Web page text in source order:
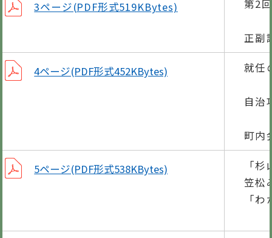
3ページ(PDF形式519KBytes)
第2
正副
4ページ(PDF形式452KBytes)
就任
自治
町内
5ページ(PDF形式538KBytes)
「
笠松
「